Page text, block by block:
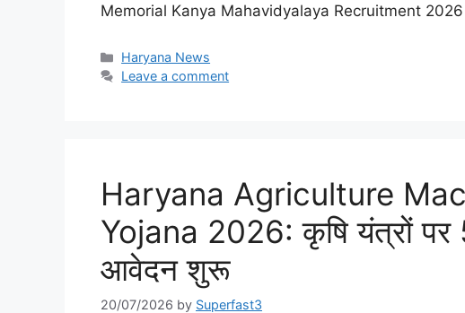
Memorial Kanya Mahavidyalaya Recruitment 2026 में
Categories
Haryana News
Leave a comment
Haryana Agriculture
Yojana 2026: कृषि यंत्रों पर
आवेदन शुरू
20/07/2026 by Superfast3